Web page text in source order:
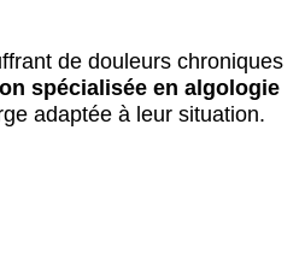
de douleurs chroniques
spécialisée en algologie
adaptée à leur situation.